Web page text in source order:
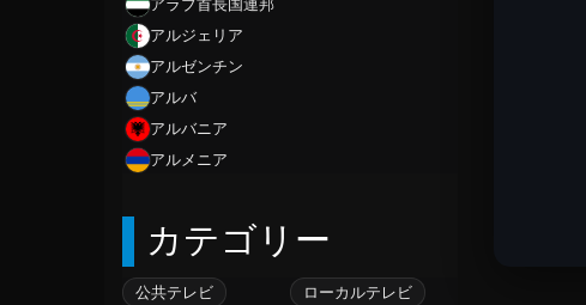
アラブ首長国連邦
アルジェリア
アルゼンチン
アルバ
アルバニア
アルメニア
アンティグアバーブーダ
アンドラ
カテゴリー
公共テレビ ローカルテレビ